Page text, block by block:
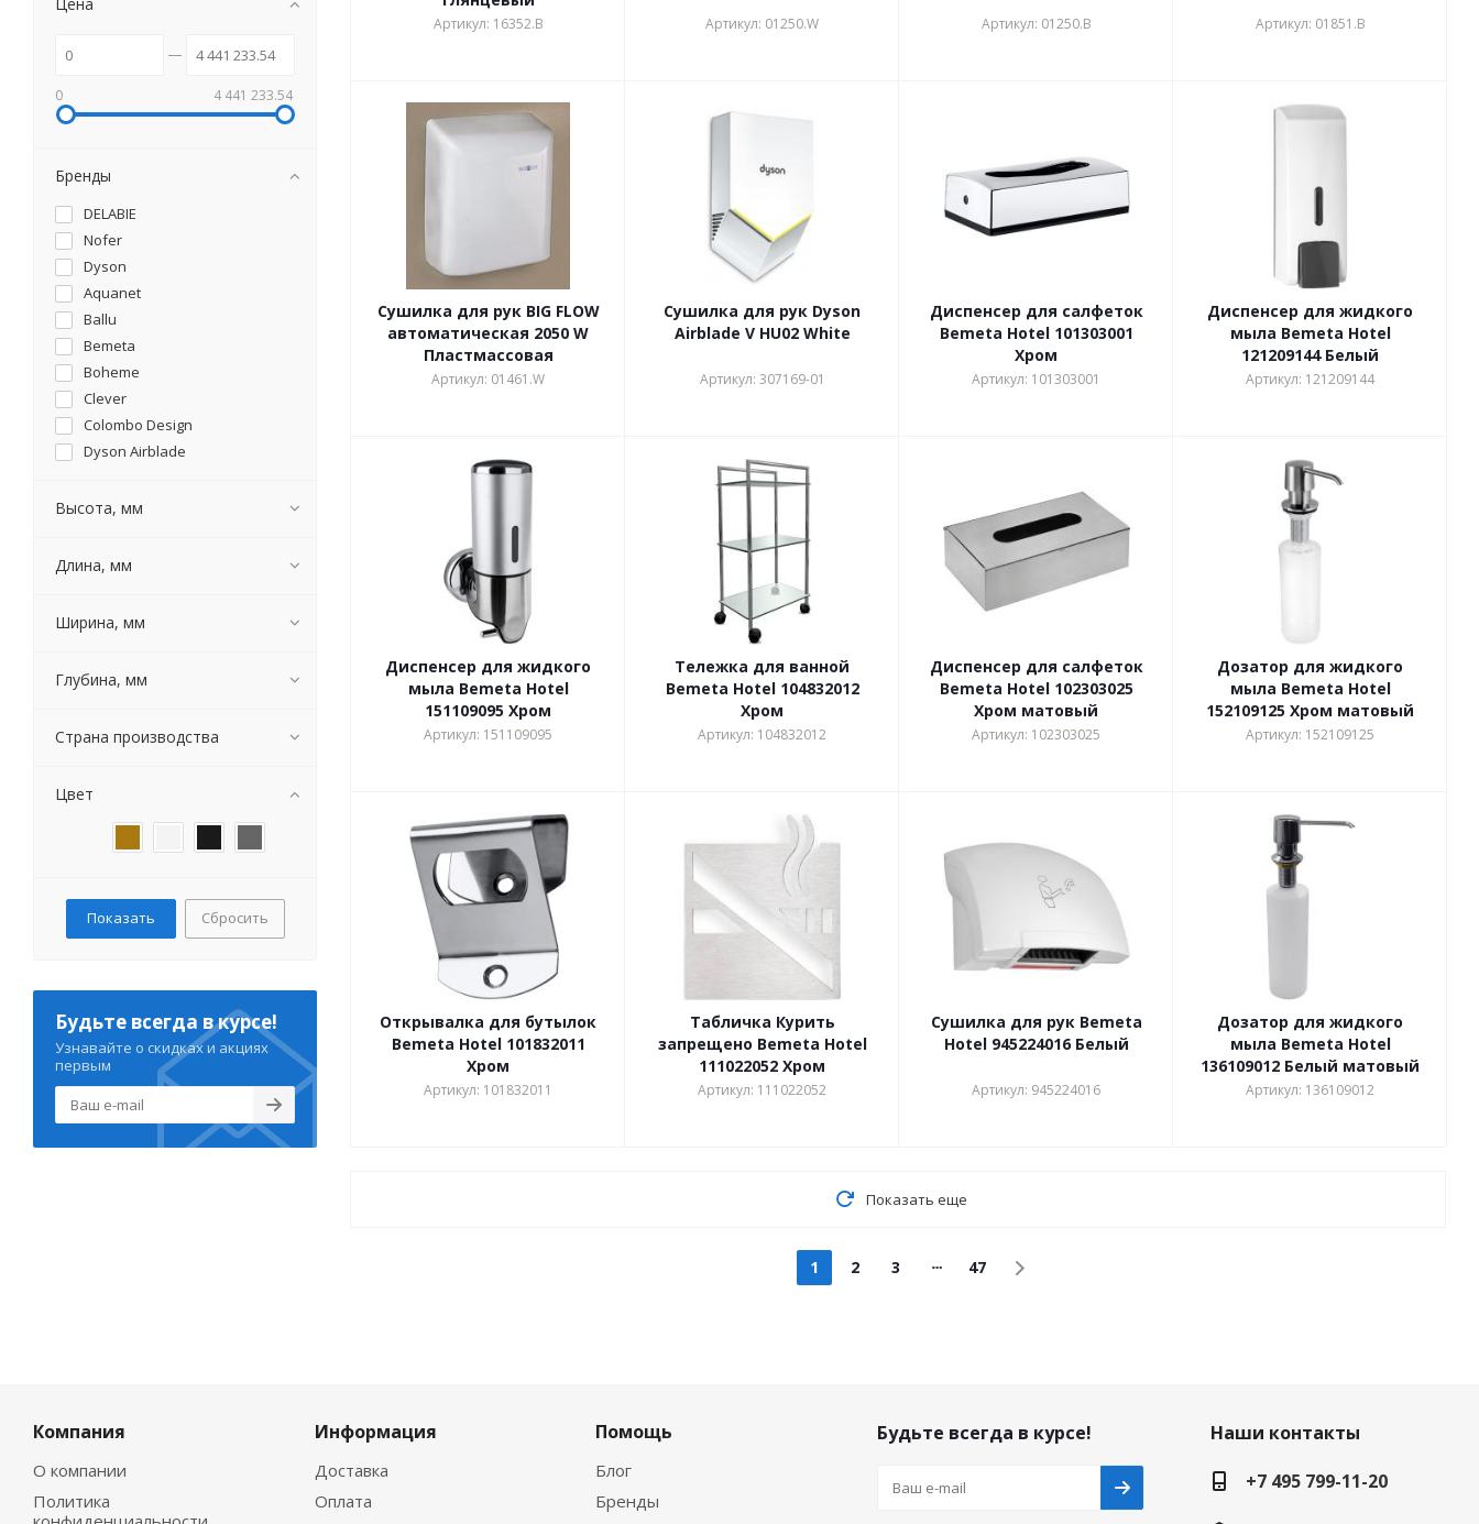
Артикул: 16352.B Артикул: 01250.W Артикул: 01250.В Артикул: 01851.В
Сушилка для рук BIG FLOW
автоматическая 2050 W
Пластмассовая
Артикул: 01461.W
Сушилка для рук Dyson
Airblade V HU02 White
Артикул: 307169-01
Диспенсер для салфеток
Bemeta Hotel 101303001
Хром
Артикул: 101303001
Диспенсер для жидкого
мыла Bemeta Hotel
121209144 Белый
Артикул: 121209144
Диспенсер для жидкого
мыла Bemeta Hotel
151109095 Хром
Артикул: 151109095
Тележка для ванной
Bemeta Hotel 104832012
Хром
Артикул: 104832012
Диспенсер для салфеток
Bemeta Hotel 102303025
Хром матовый
Артикул: 102303025
Дозатор для жидкого
мыла Bemeta Hotel
152109125 Хром матовый
Артикул: 152109125
Открывалка для бутылок
Bemeta Hotel 101832011
Хром
Артикул: 101832011
Табличка Курить
запрещено Bemeta Hotel
111022052 Хром
Артикул: 111022052
Сушилка для рук Bemeta
Hotel 945224016 Белый
Артикул: 945224016
Дозатор для жидкого
мыла Bemeta Hotel
136109012 Белый матовый
Артикул: 136109012
Показать еще
1 2 3 47
0 4 441 233.54
Бренды
DELABIE
Nofer
Dyson
Aquanet
Ballu
Bemeta
Boheme
Clever
Colombo Design
Dyson Airblade
G-Teq
Высота, мм
Длина, мм
Ширина, мм
Глубина, мм
Страна производства
Цвет
Сбросить
Будьте всегда в курсе!
Узнавайте о скидках и акциях
первым
Компания
О компании
Политика
Информация
Доставка
Оплата
Помощь
Блог
Бренды
Будьте всегда в курсе!
Наши контакты
+7 495 799-11-20